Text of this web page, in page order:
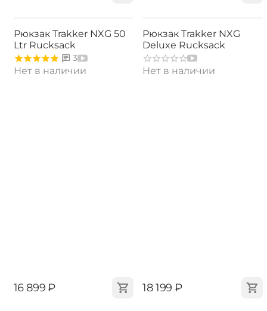
Рюкзак Trakker NXG 50
Ltr Rucksack
3
Нет в наличии
‍16 899‍₽
Рюкзак Trakker NXG
Deluxe Rucksack
Нет в наличии
‍18 199‍ ₽